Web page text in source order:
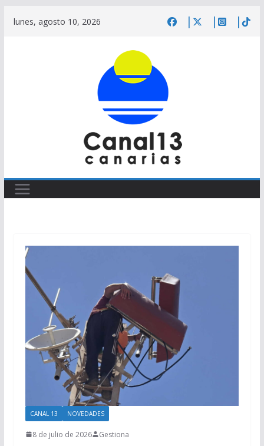
lunes, agosto 10, 2026
CANAL 13 NOVEDADES
8 de julio de 2026 Gestiona